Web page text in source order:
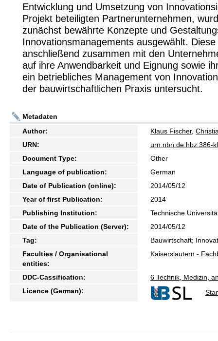
Entwicklung und Umsetzung von
Projekt beteiligten Partnerunternehmen,
zunächst bewährte Konzepte und
Innovationsmanagements ausgewählt.
anschließend zusammen mit den
auf ihre Anwendbarkeit und Eignung sowie
ein betriebliches Management von
der bauwirtschaftlichen Praxis untersucht.
Metadaten
Author:
Klaus Fischer,
URN:
urn:nbn:de:hbz:386-
Document Type:
Other
Language of publication:
German
Date of Publication (online):
2014/05/12
Year of first Publication:
2014
Publishing Institution:
Technische
Date of the Publication (Server):
2014/05/12
Tag:
Bauwirtschaft;
Faculties / Organisational
entities:
Kaiserslautern -
DDC-Cassification:
6 Technik, Medizin,
Licence (German):